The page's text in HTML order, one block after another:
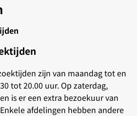
zijn van maandag tot en
tot 20.00 uur. Op zaterdag,
is er een extra bezoekuur van
afdelingen hebben andere